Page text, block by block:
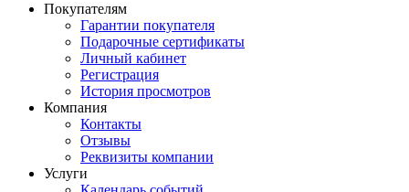
Покупателям
Гарантии покупателя
Подарочные сертификаты
Личный кабинет
Регистрация
История просмотров
Компания
Контакты
Отзывы
Реквизиты компании
Услуги